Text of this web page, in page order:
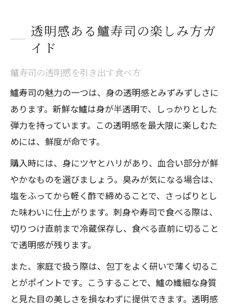
透明感ある鱸寿司の楽しみ方ガ
イド
鱸寿司の透明感を引き出す食べ方
鱸寿司の魅力の一つは、身の透明感とみずみずしさに
あります。新鮮な鱸は身が半透明で、しっかりとした
弾力を持っています。この透明感を最大限に楽しむた
めには、鮮度が命です。
購入時には、身にツヤとハリがあり、血合い部分が鮮
やかなものを選びましょう。臭みが気になる場合は、
塩をふってから軽く酢で締めることで、さっぱりとし
た味わいに仕上がります。刺身や寿司で食べる際は、
切りつけ直前まで冷蔵保存し、食べる直前に切ること
で透明感が残ります。
また、家庭で扱う際は、包丁をよく研いで薄く切るこ
とがポイントです。こうすることで、鱸の繊細な身質
と見た目の美しさを損なわずに提供できます。透明感